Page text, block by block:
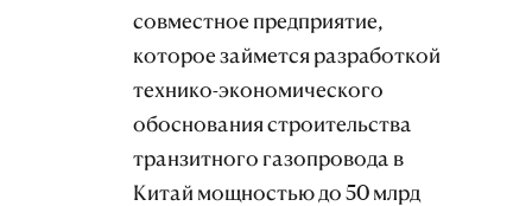
совместное предприятие,
которое займется разработкой
технико-экономического
обоснования строительства
транзитного газопровода в
Китай мощностью до 50 млрд